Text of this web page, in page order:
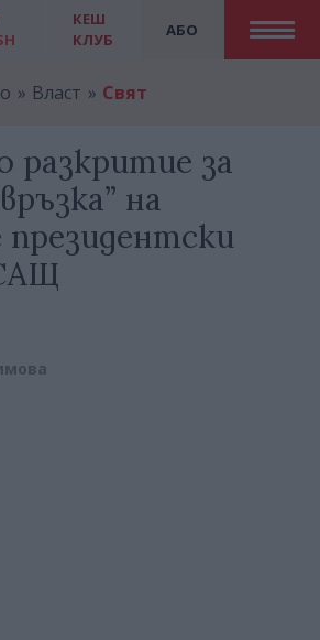
АБО
КЕШ
КЛУБ
Власт Свят
за
на